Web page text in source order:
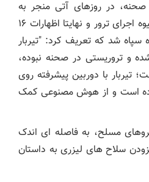
صحنه، در روزهای آتی منجر به
افزایش ابهامات در خصوص شیوه اجرای ترور و نهایتا اظهارات ۱۶
سپاه شد که تعریف کرد: "تیربار
و تروریستی در صحنه نبوده،
تیربار با دوربین پیشرفته روی
است و از هوش مصنوعی کمک
مسلح، به فاصله ای اندک
سلاح های لیزری به داستان